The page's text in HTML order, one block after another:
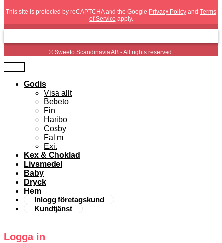
This site is protected by reCAPTCHA and the Google Privacy Policy and Terms
of Service apply.
© Sweeto Scandinavia AB - All rights reserved.
Godis
Visa allt
Bebeto
Fini
Haribo
Cosby
Falim
Exit
Kex & Choklad
Livsmedel
Baby
Dryck
Hem
Inlogg företagskund
Kundtjänst
Logga in